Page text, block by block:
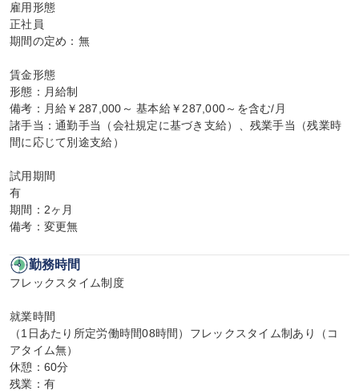
雇用形態
正社員
期間の定め：無
賃金形態
形態：月給制
備考：月給￥287,000～ 基本給￥287,000～を含む/月
諸手当：通勤手当（会社規定に基づき支給）、残業手当（残業時
間に応じて別途支給）
試用期間
有
期間：2ヶ月
備考：変更無
勤務時間
フレックスタイム制度
就業時間
（1日あたり所定労働時間08時間）フレックスタイム制あり（コ
アタイム無）
休憩：60分
残業：有